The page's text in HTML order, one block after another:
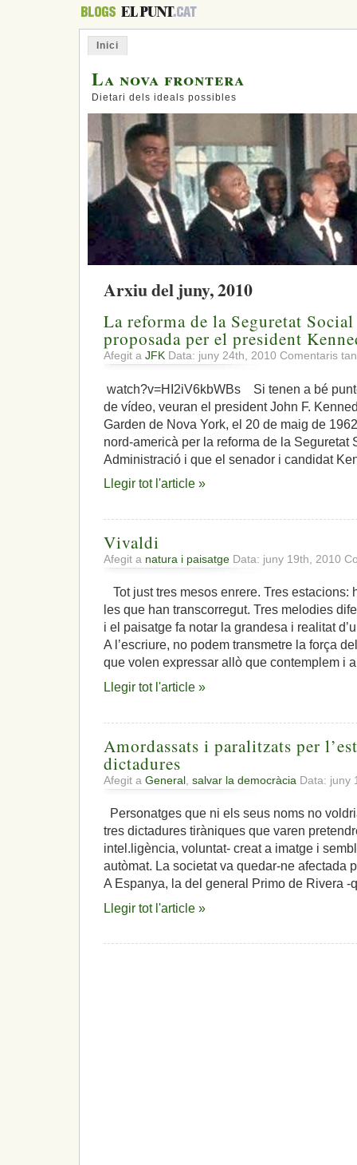
Inici
La nova frontera
Dietari dels ideals possibles
Arxiu del juny, 2010
La reforma de la Seguretat
proposada per el president
Afegit a JFK Data: juny 24th, 2010 Comentaris
watch?v=HI2iV6kbWBs Si tenen a bé
de vídeo, veuran el president John F.
Garden de Nova York, el 20 de maig de
nord-americà per la reforma de la Seguretat
Administració i que el senador i candidat
Llegir tot l'article »
Vivaldi
Afegit a natura i paisatge Data: juny 19th, 2010
Tot just tres mesos enrere. Tres estacions:
les que han transcorregut. Tres melodies
i el paisatge fa notar la grandesa i realitat
A l’escriure, no podem transmetre la força
que volen expressar allò que contemplem i
Llegir tot l'article »
Amordassats i paralitzats per
dictadures
Afegit a General salvar la democràcia Data: juny
Personatges que ni els seus noms no
tres dictadures tiràniques que varen
intel.ligència, voluntat- creat a imatge i
autòmat. La societat va quedar-ne afectada
A Espanya, la del general Primo de Rivera
Llegir tot l'article »